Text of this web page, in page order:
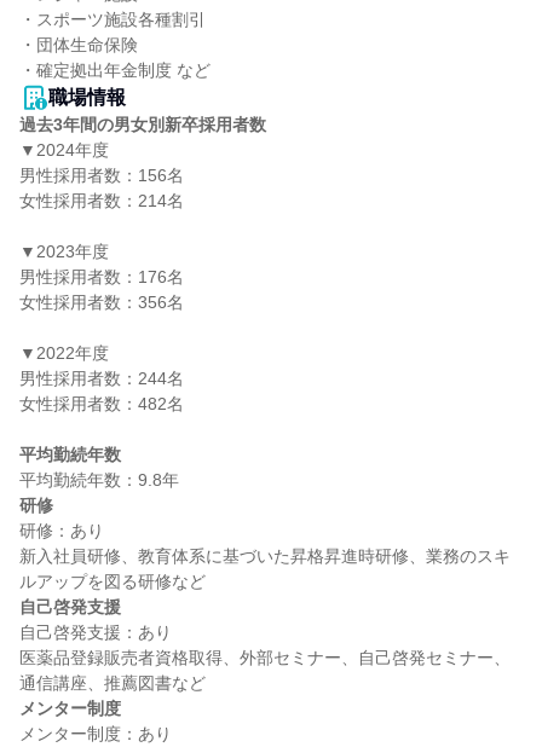
・スポーツ施設各種割引
・団体生命保険
・確定拠出年金制度 など
職場情報
過去3年間の男女別新卒採用者数
▼2024年度
男性採用者数：156名
女性採用者数：214名
▼2023年度
男性採用者数：176名
女性採用者数：356名
▼2022年度
男性採用者数：244名
女性採用者数：482名
平均勤続年数
研修
研修：あり
新入社員研修、教育体系に基づいた昇格昇進時研修、業務のスキ
自己啓発支援
自己啓発支援：あり
医薬品登録販売者資格取得、外部セミナー、自己啓発セミナー、
メンター制度
メンター制度：あり